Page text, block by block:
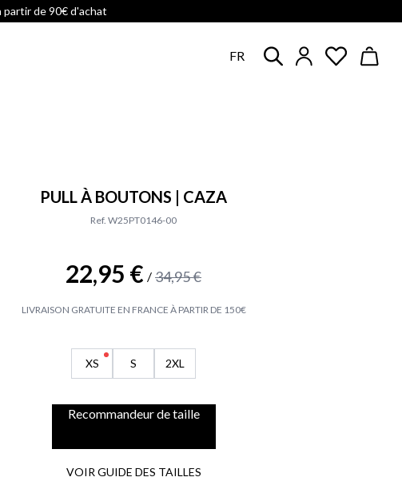
partir de 90€ d'achat
FR
PULL À BOUTONS | CAZA
Ref. W25PT0146-00
22,95 € / 34,95 €
LIVRAISON GRATUITE EN FRANCE À PARTIR DE 150€
XS S 2XL
Recommandeur de taille
VOIR GUIDE DES TAILLES